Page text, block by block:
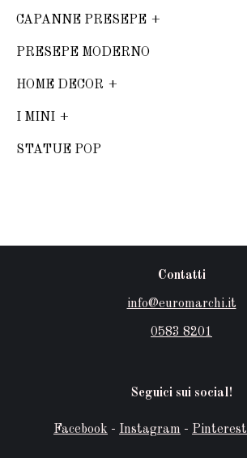
CAPANNE PRESEPE
PRESEPE MODERNO
HOME DECOR
I MINI
STATUE POP
Contatti
info@euromarchi.it
0583 8201
Seguici sui social!
Facebook - Instagram - Pinterest